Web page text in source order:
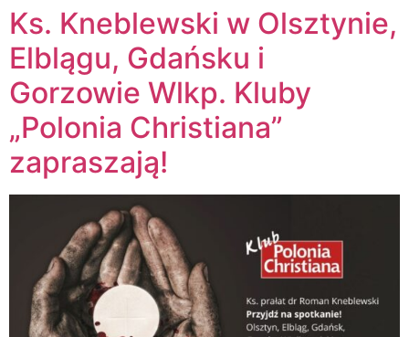
Ks. Kneblewski w Olsztynie,
Elblągu, Gdańsku i
Gorzowie Wlkp. Kluby
„Polonia Christiana”
zapraszają!